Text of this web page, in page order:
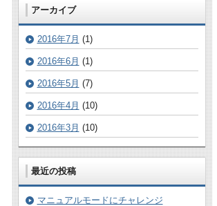
アーカイブ
2016年7月 (1)
2016年6月 (1)
2016年5月 (7)
2016年4月 (10)
2016年3月 (10)
最近の投稿
マニュアルモードにチャレンジ